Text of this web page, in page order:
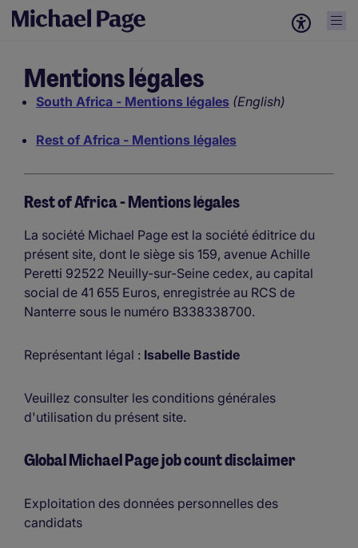
Mentions légales
South Africa - Mentions légales (English)
Rest of Africa - Mentions légales
Rest of Africa - Mentions légales
La société Michael Page est la société éditrice du
présent site, dont le siège sis 159, avenue Achille
Peretti 92522 Neuilly-sur-Seine cedex, au capital
social de 41 655 Euros, enregistrée au RCS de
Nanterre sous le numéro B338338700.
Représentant légal : Isabelle Bastide
Veuillez consulter les conditions générales
d'utilisation du présent site.
Global Michael Page job count disclaimer
Exploitation des données personnelles des
candidats